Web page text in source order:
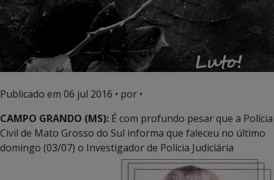
Publicado em 06 jul 2016 • por •
CAMPO GRANDO (MS): É com profundo pesar que a Polícia
Civil de Mato Grosso do Sul informa que faleceu no último
domingo (03/07) o Investigador de Polícia Judiciária